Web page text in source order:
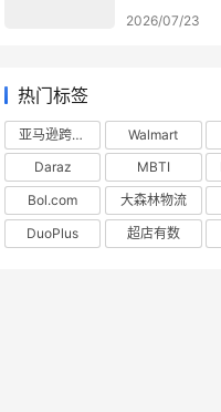
2026/07/23
热门标签
亚马逊跨境电商 Walmart
Daraz
MBTI
Bol.com
大森林物流
DuoPlus
超店有数